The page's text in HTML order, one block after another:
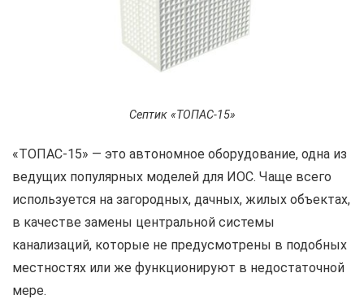
Септик «ТОПАС-15»
«ТОПАС-15» — это автономное оборудование, одна из
ведущих популярных моделей для ИОС. Чаще всего
используется на загородных, дачных, жилых объектах,
в качестве замены центральной системы
канализаций, которые не предусмотрены в подобных
местностях или же функционируют в недостаточной
мере.